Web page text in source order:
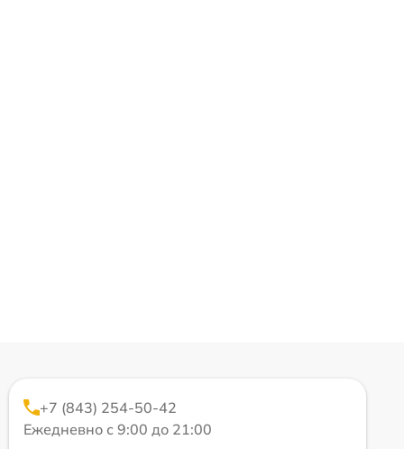
+7 (843) 254-50-42
Ежедневно с 9:00 до 21:00